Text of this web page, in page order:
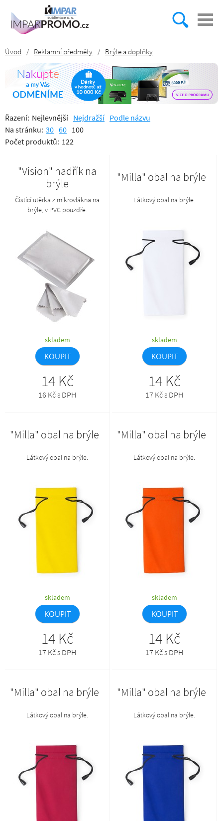
Úvod / Reklamní předměty / Brýle a doplňky
Řazení: Nejlevnější Nejdražší Podle názvu
Na stránku: 30 60 100
Počet produktů: 122
"Vision" hadřík na
brýle
Čistící utěrka z mikrovlákna na
brýle, v PVC pouzdře.
utěrky: 150 x 150 mm.
skladem
KOUPIT
14 Kč
16 Kč s DPH
"Milla" obal na brýle
Látkový obal na brýle.
skladem
KOUPIT
14 Kč
17 Kč s DPH
"Milla" obal na brýle
Látkový obal na brýle.
skladem
KOUPIT
14 Kč
17 Kč s DPH
"Milla" obal na brýle
Látkový obal na brýle.
skladem
KOUPIT
14 Kč
17 Kč s DPH
"Milla" obal na brýle
Látkový obal na brýle.
"Milla" obal na brýle
Látkový obal na brýle.